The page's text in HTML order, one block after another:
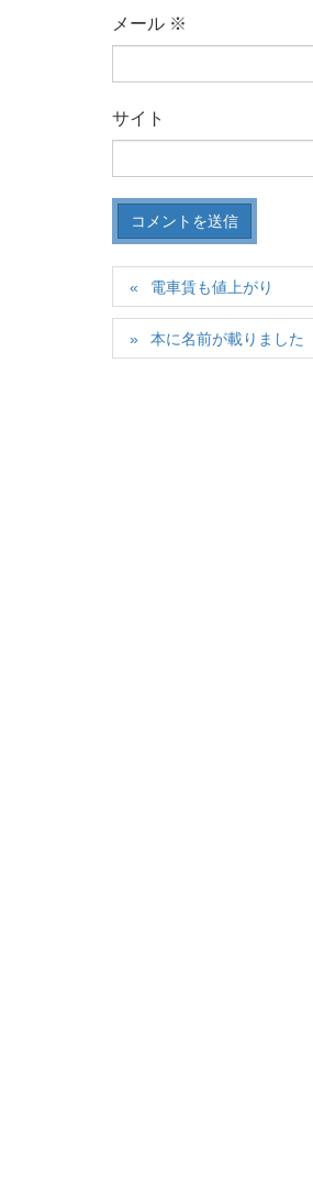
メール ※
サイト
電車賃も値上がり
本に名前が載りました